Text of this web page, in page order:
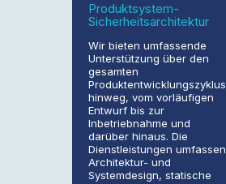
Produktsystem-
Sicherheitsarchitektur
Wir bieten umfassende
Unterstützung über den
gesamten
Produktentwicklungszyklus
hinweg, vom vorläufigen
Entwurf bis zur
Inbetriebnahme und
darüber hinaus. Die
Dienstleistungen umfassen
Architektur- und
Systemdesign, statische